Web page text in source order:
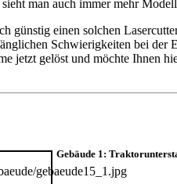
man auch immer mehr
günstig einen solchen
Schwierigkeiten bei der
jetzt gelöst und möchte Ihnen
Gebäude 1: